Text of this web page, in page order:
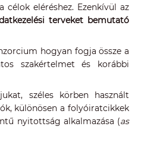
célok eléréshez. Ezenkívül az
terveket bemutató
hogyan fogja össze a
szakértelmet és korábbi
széles körben használt
különösen a folyóiratcikkek
nyitottság alkalmazása (as